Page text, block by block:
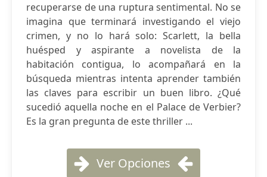
recuperarse de una ruptura sentimental. No se
imagina que terminará investigando el viejo
crimen, y no lo hará solo: Scarlett, la bella
huésped y aspirante a novelista de la
habitación contigua, lo acompañará en la
búsqueda mientras intenta aprender también
las claves para escribir un buen libro. ¿Qué
sucedió aquella noche en el Palace de Verbier?
Es la gran pregunta de este thriller ...
Ver Opciones